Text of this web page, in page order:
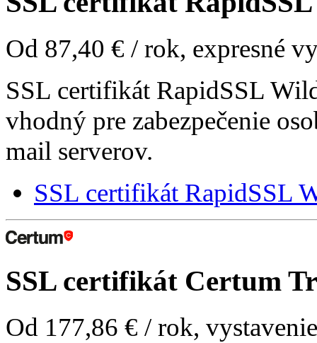
Od 87,40 € / rok, expresné
SSL certifikát RapidSSL
vhodný pre zabezpečenie
mail serverov.
SSL certifikát RapidSSL
SSL certifikát Certum
Od 177,86 € / rok,